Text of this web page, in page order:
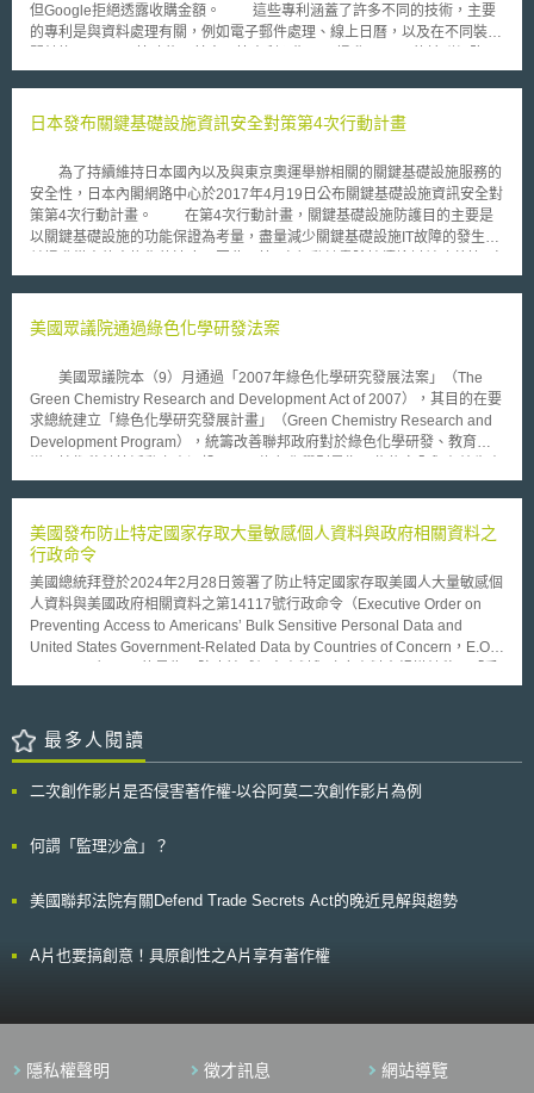
但Google拒絕透露收購金額。 這些專利涵蓋了許多不同的技術，主要
的專利是與資料處理有關，例如電子郵件處理、線上日曆，以及在不同裝置
（Google+）之搜尋功能。 其實從去年開始，Google已經收購了來自
備，以及處理器有關。此外，Google去年也以鉅額收購Motorola公司，背
勢。例如Apple已指控包括HTC等智慧型手機供應商，因使用Google所擁有
的Android手機操作系統，而涉嫌侵害Apple的諸篇專利；在與Apple的爭訟
過程中，HTC獲得來自Google收購Motorola後所獲得之專利。 Google
的執行長佩吉（Larry Page）在宣布收購Motorola時曾經表示，藉由收購
中，穩固其市場霸主地位。
日本發布關鍵基礎設施資訊安全對策第4次行動計畫
為了持續維持日本國內以及與東京奧運舉辦相關的關鍵基礎設施服務的
安全性，日本內閣網路中心於2017年4月19日公布關鍵基礎設施資訊安全對
策第4次行動計畫。 在第4次行動計畫，關鍵基礎設施防護目的主要是
以關鍵基礎設施的功能保證為考量，盡量減少關鍵基礎設施IT故障的發生，
行動計畫原有政策外，較重要的變革為OT(Operation Technology)的重視與
業須將OT的觀點融入人才培育。在資訊分享制度方面，分享的資訊範圍應
畫的提出與緊急應變措施的制定等。而在防護基礎強化上，該行動計畫認為
關鍵基礎設施產業的IT、OT人員及法務部門必須依其內部資訊安全策略共同
為關鍵基礎設施安全而跨組織合作。 另外，第4次行動計畫變更電力領
域關鍵基礎設施的重要系統，從原有的運轉監視系統變更為智慧電表，以及
美國眾議院通過綠色化學研發法案
美國眾議院本（9）月通過「2007年綠色化學研究發展法案」（The
Green Chemistry Research and Development Act of 2007），其目的在要
求總統建立「綠色化學研究發展計畫」（Green Chemistry Research and
Development Program），統籌改善聯邦政府對於綠色化學研發、教育宣
程序製造高品質產品時、能減少使用或產生毒性化學物質之化學產品或製程
案是睿智的舉動，表示發展綠色化學最能證明經濟和環境得同時併進，發展
綠色企業實務，改善藥學加工及本土營建產業以迎刃氣候變遷及能源危機等
作執行本計畫，即國家科學基金（National Science Foundation）、國家標
準技術研究院（National Institute of Standards and Technology）、能源局
（Department of Energy）及環保署（Environmental Protection
Agency）。參議院在過去兩屆都通過類似的法案，尚等待參議院支持通過
資助建立了生質（biomass）能源及產品的網路圖書館（BioWeb）；
BioWeb所收錄的生質科技資訊、文獻，許多都是來自大學或國家實驗室著
名研究人員，都會先經各領域專家進行嚴格的同儕審查（peer-review），
最有價值的生質燃料、能源及產品公共資料庫。
美國發布防止特定國家存取大量敏感個人資料與政府相關資料之
行政命令
美國總統拜登於2024年2月28日簽署了防止特定國家存取美國人大量敏感個
人資料與美國政府相關資料之第14117號行政命令（Executive Order on
Preventing Access to Americans’ Bulk Sensitive Personal Data and
United States Government-Related Data by Countries of Concern，E.O.
關注國家」或其所涉人員，主要以「受關注國家」、「受規範對象」、「資
範，而美國司法部已於2024年3月5日在〈聯邦公報〉公布行政命令之擬制
法規制定預告（Advance Notice of Proposed Rulemaking，下稱
中國（包括香港及澳門）、俄羅斯、伊朗、北韓、古巴、委內瑞拉等可能造
體及具有契約關係之人或實體，或以該等國家為主要居住地之外國人等皆屬
關感測器數據、生物特徵識別指標、基因組資料、個人健康資料、個人金融
軍方）所控制之敏感位置皆屬政府相關資料。 4.禁止行為：涉及受關注國
家、受規範對象以及符合上述資料類型之資料交易行為，皆被列為禁止行
行產品製造供應或貿易往來，故可能受此行政命令之影響，ANPRM未來修
最多人閱讀
二次創作影片是否侵害著作權-以谷阿莫二次創作影片為例
何謂「監理沙盒」？
美國聯邦法院有關Defend Trade Secrets Act的晚近見解與趨勢
A片也要搞創意！具原創性之A片享有著作權
隱私權聲明 徵才訊息 網站導覽